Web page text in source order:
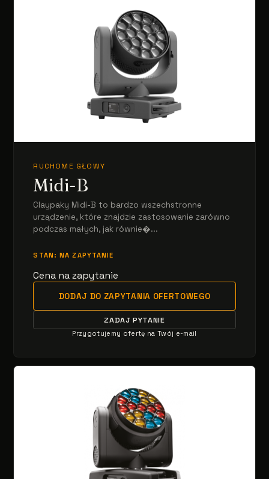
RUCHOME GŁOWY
Midi-B
Claypaky Midi-B to bardzo wszechstronne
urządzenie, które znajdzie zastosowanie zarówno
podczas małych, jak równie�...
STAN: NA ZAPYTANIE
Cena na zapytanie
DODAJ DO ZAPYTANIA OFERTOWEGO
ZADAJ PYTANIE
Przygotujemy ofertę na Twój e-mail